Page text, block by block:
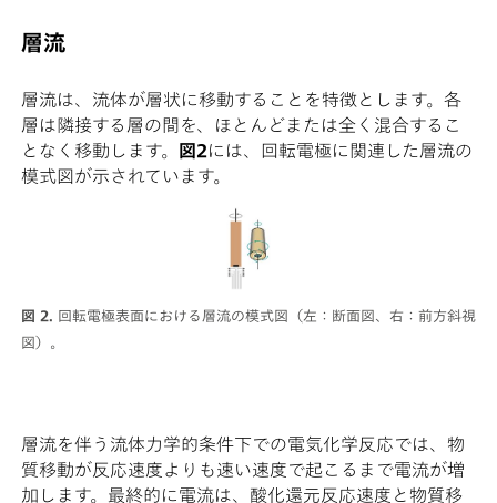
図 2.
回転電極表面における層流の模式図（左：断面図、右：前方斜視
図）。
層流
層流は、流体が層状に移動することを特徴とします。各
層は隣接する層の間を、ほとんどまたは全く混合するこ
となく移動します。
図2には、回転電極に関連した層流の
模式図が示されています。
層流を伴う流体力学的条件下での電気化学反応では、物
質移動が反応速度よりも速い速度で起こるまで電流が増
加します。最終的に電流は、酸化還元反応速度と物質移